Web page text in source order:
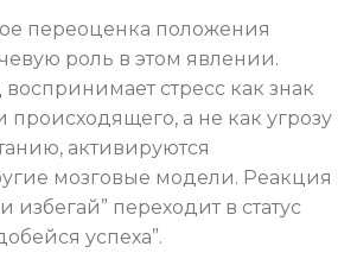
переоценка положения
роль в этом явлении.
стресс как знак
происходящего, а не как угрозу
активируются
мозговые модели. Реакция
избегай” переходит в статус
успеха”.